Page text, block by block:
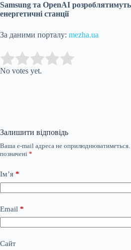
Samsung та OpenAI
енергетичні станції
За даними порталу: mezha.ua
Rate this item:
No votes yet.
Залишити відповідь
Ваша e-mail адреса не оприлюднюватиметься.
позначені *
Ім’я *
Email *
Сайт